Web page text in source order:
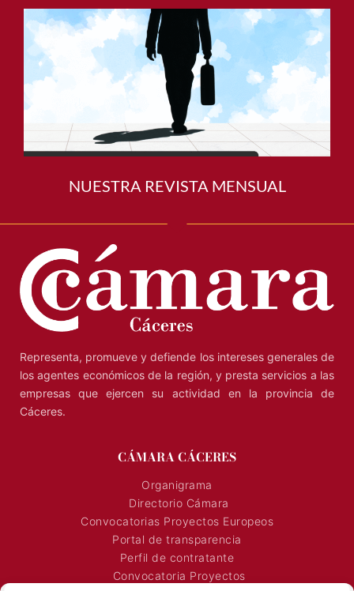
NUESTRA REVISTA MENSUAL
Representa, promueve y defiende los intereses generales de
los agentes económicos de la región, y presta servicios a las
empresas que ejercen su actividad en la provincia de
Cáceres.
CÁMARA CÁCERES
Organigrama
Directorio Cámara
Convocatorias Proyectos Europeos
Portal de transparencia
Perfil de contratante
Convocatoria Proyectos